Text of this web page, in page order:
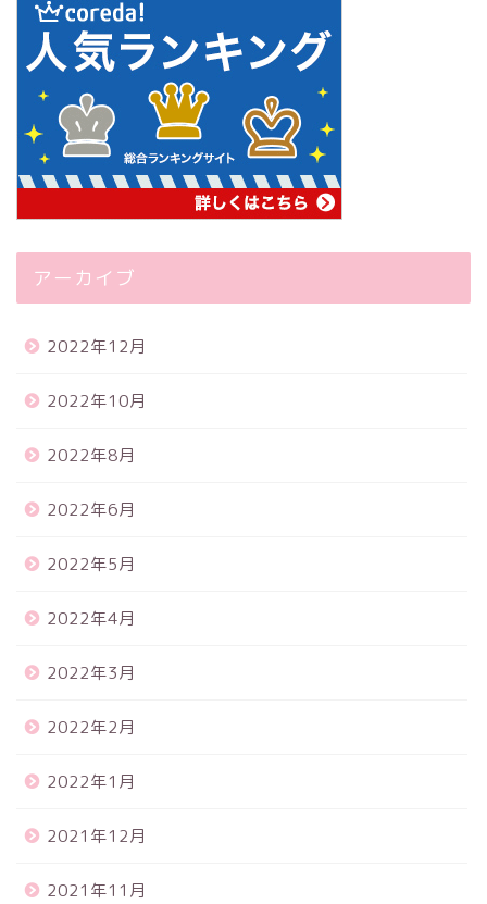
アーカイブ
2022年12月
2022年10月
2022年8月
2022年6月
2022年5月
2022年4月
2022年3月
2022年2月
2022年1月
2021年12月
2021年11月